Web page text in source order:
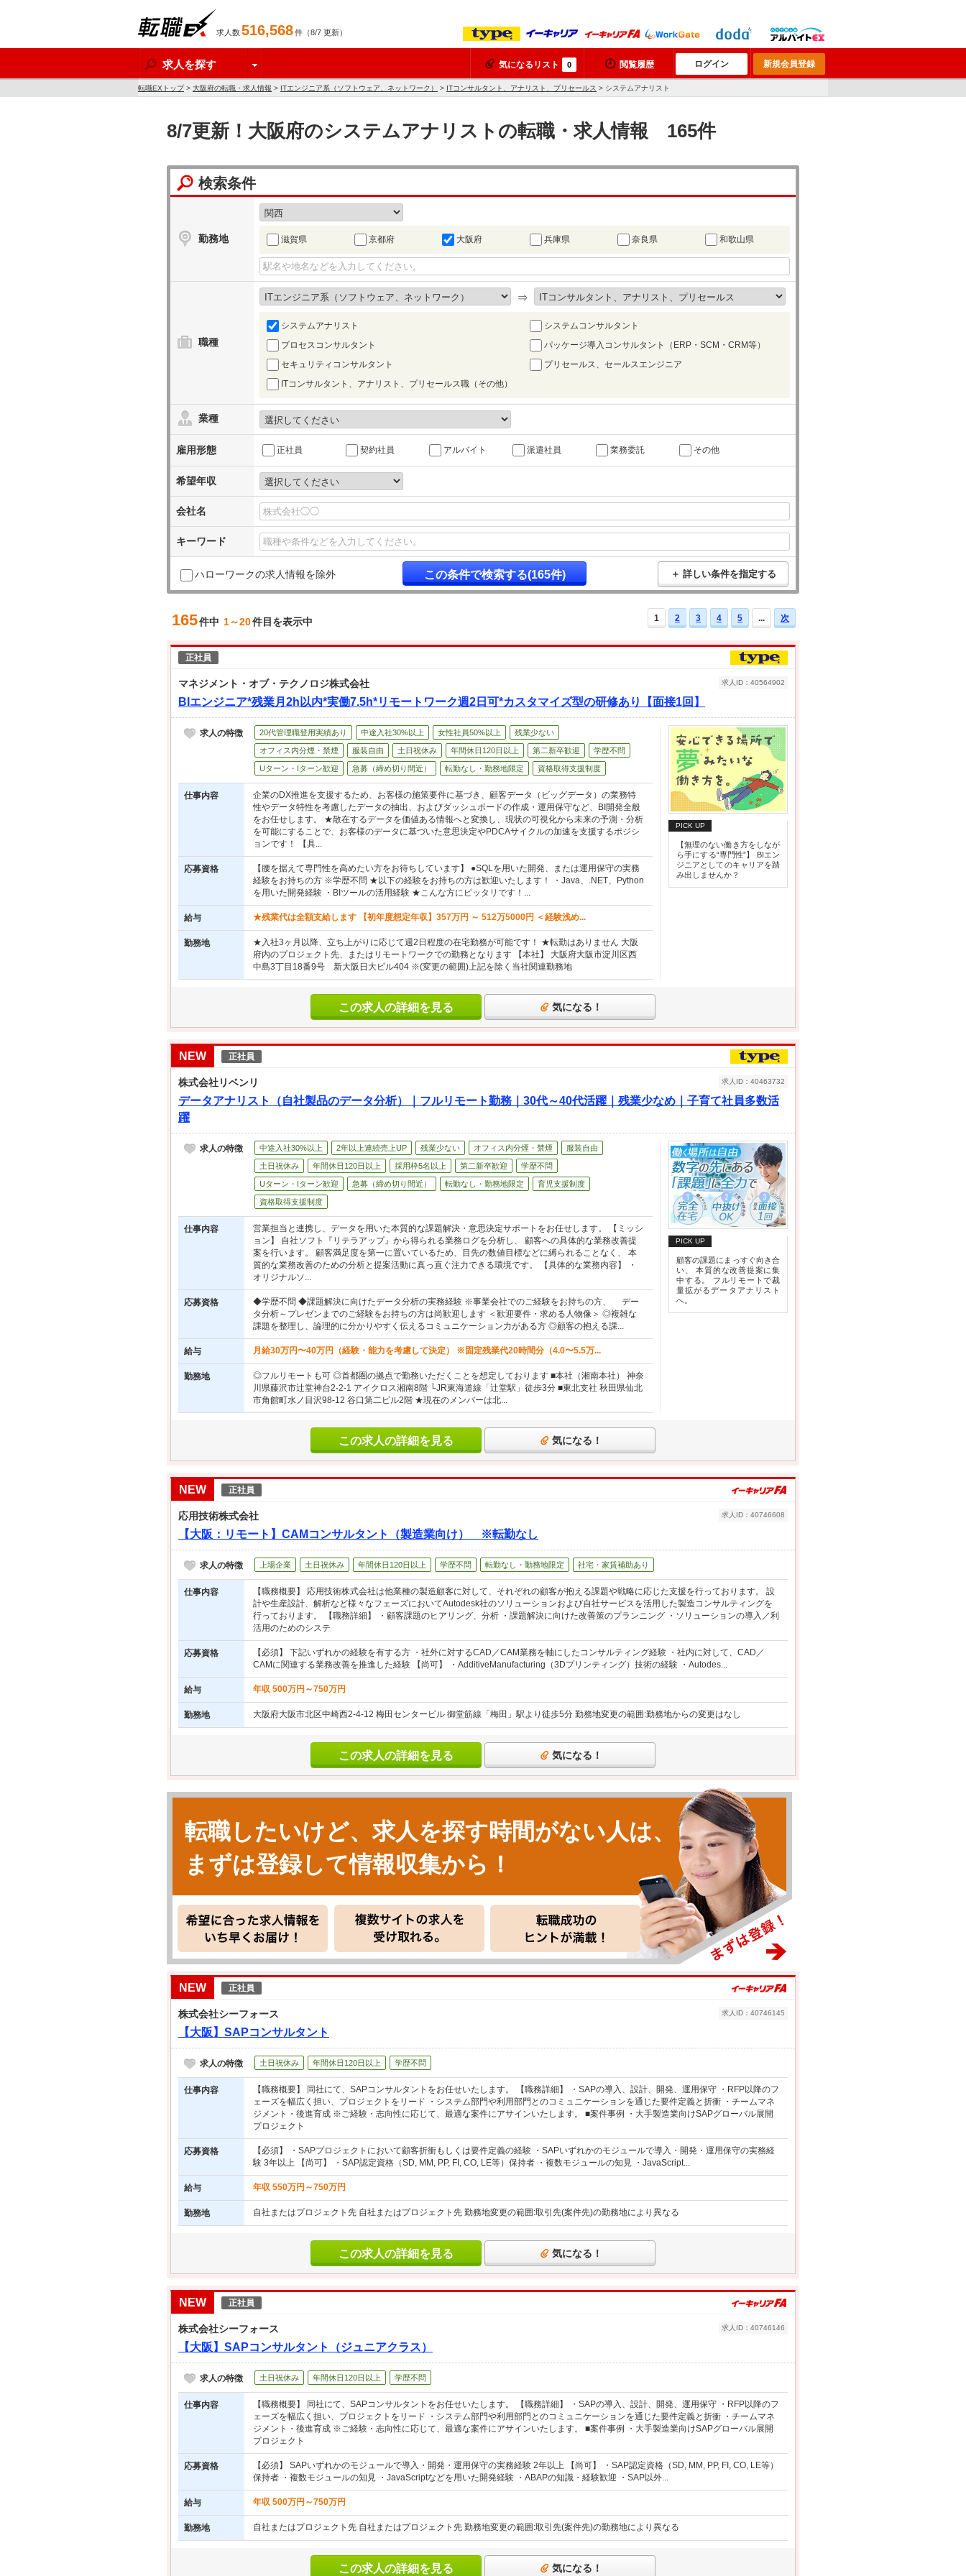
求人数516,568件（8/7 更新）
求人を探す 気になるリスト 0 閲覧履歴 ログイン 新規会員登録
転職EXトップ> 大阪府の転職・求人情報 > ITエンジニア系（ソフトウェア、ネットワーク） > ITコンサルタント、アナリスト、プリセールス > システムアナリスト
8/7更新！大阪府のシステムアナリストの転職・求人情報 165件
検索条件
勤務地 滋賀県 京都府 大阪府 兵庫県 奈良県 和歌山県
職種
⇒
システムアナリスト
システムコンサルタント
プロセスコンサルタント
パッケージ導入コンサルタント（ERP・SCM・CRM等）
セキュリティコンサルタント
プリセールス、セールスエンジニア
ITコンサルタント、アナリスト、プリセールス職（その他）
業種
雇用形態 正社員 契約社員 アルバイト 派遣社員 業務委託 その他
希望年収
会社名
キーワード
ハローワークの求人情報を除外 ＋ 詳しい条件を指定する
165件中 1～20件目を表示中 1 2 3 4 5 ... 次
正社員
マネジメント・オブ・テクノロジ株式会社
BIエンジニア*残業月2h以内*実働7.5h*リモートワーク週2日可*カスタマイズ型の研修あり【面接1回】
求人ID：40564902
求人の特徴 20代管理職登用実績あり 中途入社30%以上 女性社員50%以上 残業少ない
オフィス内分煙・禁煙 服装自由 土日祝休み 年間休日120日以上 第二新卒歓迎 学歴不問
Uターン・Iターン歓迎 急募（締め切り間近） 転勤なし・勤務地限定 資格取得支援制度
仕事内容
企業のDX推進を支援するため、お客様の施策要件に基づき、顧客データ（ビッグデータ）の業務特
性やデータ特性を考慮したデータの抽出、およびダッシュボードの作成・運用保守など、BI開発全般
をお任せします。 ★散在するデータを価値ある情報へと変換し、現状の可視化から未来の予測・分析
を可能にすることで、お客様のデータに基づいた意思決定やPDCAサイクルの加速を支援するポジシ
ョンです！ 【具...
応募資格
【腰を据えて専門性を高めたい方をお待ちしています】 ●SQLを用いた開発、または運用保守の実務
経験をお持ちの方 ※学歴不問 ★以下の経験をお持ちの方は歓迎いたします！ ・Java、.NET、Python
を用いた開発経験 ・BIツールの活用経験 ★こんな方にピッタリです！...
給与 ★残業代は全額支給します 【初年度想定年収】357万円 ～ 512万5000円 ＜経験浅め...
勤務地
★入社3ヶ月以降、立ち上がりに応じて週2日程度の在宅勤務が可能です！ ★転勤はありません 大阪
府内のプロジェクト先、またはリモートワークでの勤務となります 【本社】 大阪府大阪市淀川区西
中島3丁目18番9号 新大阪日大ビル404 ※(変更の範囲)上記を除く当社関連勤務地
PICK UP
【無理のない働き方をしなが
ら手にする“専門性”】 BIエン
ジニアとしてのキャリアを踏
み出しませんか？
この求人の詳細を見る 気になる！
NEW 正社員
株式会社リベンリ
データアナリスト（自社製品のデータ分析）｜フルリモート勤務｜30代～40代活躍｜残業少なめ｜子育て社員多数活
躍
求人ID：40463732
求人の特徴 中途入社30%以上 2年以上連続売上UP 残業少ない オフィス内分煙・禁煙 服装自由
土日祝休み 年間休日120日以上 採用枠5名以上 第二新卒歓迎 学歴不問
Uターン・Iターン歓迎 急募（締め切り間近） 転勤なし・勤務地限定 育児支援制度
資格取得支援制度
仕事内容
営業担当と連携し、データを用いた本質的な課題解決・意思決定サポートをお任せします。 【ミッシ
ョン】 自社ソフト『リテラアップ』から得られる業務ログを分析し、 顧客への具体的な業務改善提
案を行います。 顧客満足度を第一に置いているため、目先の数値目標などに縛られることなく、 本
質的な業務改善のための分析と提案活動に真っ直ぐ注力できる環境です。 【具体的な業務内容】 ・
オリジナルソ...
応募資格
◆学歴不問 ◆課題解決に向けたデータ分析の実務経験 ※事業会社でのご経験をお持ちの方、 デー
タ分析～プレゼンまでのご経験をお持ちの方は尚歓迎します ＜歓迎要件・求める人物像＞ ◎複雑な
課題を整理し、論理的に分かりやすく伝えるコミュニケーション力がある方 ◎顧客の抱える課...
給与 月給30万円〜40万円（経験・能力を考慮して決定） ※固定残業代20時間分（4.0〜5.5万...
勤務地
◎フルリモートも可 ◎首都圏の拠点で勤務いただくことを想定しております ■本社（湘南本社） 神奈
川県藤沢市辻堂神台2-2-1 アイクロス湘南8階 └JR東海道線「辻堂駅」徒歩3分 ■東北支社 秋田県仙北
市角館町水ノ目沢98-12 谷口第二ビル2階 ★現在のメンバーは北...
PICK UP
顧客の課題にまっすぐ向き合
い、 本質的な改善提案に集
中する。 フルリモートで裁
量拡がるデータアナリスト
へ。
この求人の詳細を見る 気になる！
NEW 正社員
応用技術株式会社
【大阪：リモート】CAMコンサルタント（製造業向け） ※転勤なし
求人ID：40746608
求人の特徴 上場企業 土日祝休み 年間休日120日以上 学歴不問 転勤なし・勤務地限定 社宅・家賃補助あり
仕事内容
【職務概要】 応用技術株式会社は他業種の製造顧客に対して、それぞれの顧客が抱える課題や戦略に応じた支援を行っております。 設
計や生産設計、解析など様々なフェーズにおいてAutodesk社のソリューションおよび自社サービスを活用した製造コンサルティングを
行っております。 【職務詳細】 ・顧客課題のヒアリング、分析 ・課題解決に向けた改善策のプランニング ・ソリューションの導入／利
活用のためのシステ
応募資格
【必須】 下記いずれかの経験を有する方 ・社外に対するCAD／CAM業務を軸にしたコンサルティング経験 ・社内に対して、CAD／
CAMに関連する業務改善を推進した経験 【尚可】 ・AdditiveManufacturing（3Dプリンティング）技術の経験 ・Autodes...
給与 年収 500万円～750万円
勤務地 大阪府大阪市北区中崎西2-4-12 梅田センタービル 御堂筋線「梅田」駅より徒歩5分 勤務地変更の範囲:勤務地からの変更はなし
この求人の詳細を見る 気になる！
転職したいけど、求人を探す時間がない人は、
まずは登録して情報収集から！
NEW 正社員
株式会社シーフォース
【大阪】SAPコンサルタント
求人ID：40746145
求人の特徴 土日祝休み 年間休日120日以上 学歴不問
仕事内容
【職務概要】 同社にて、SAPコンサルタントをお任せいたします。 【職務詳細】 ・SAPの導入、設計、開発、運用保守 ・RFP以降のフ
ェーズを幅広く担い、プロジェクトをリード ・システム部門や利用部門とのコミュニケーションを通じた要件定義と折衝 ・チームマネ
ジメント・後進育成 ※ご経験・志向性に応じて、最適な案件にアサインいたします。 ■案件事例 ・大手製造業向けSAPグローバル展開
プロジェクト
応募資格
【必須】 ・SAPプロジェクトにおいて顧客折衝もしくは要件定義の経験 ・SAPいずれかのモジュールで導入・開発・運用保守の実務経
験 3年以上 【尚可】 ・SAP認定資格（SD, MM, PP, FI, CO, LE等）保持者 ・複数モジュールの知見 ・JavaScript...
給与 年収 550万円～750万円
勤務地 自社またはプロジェクト先 自社またはプロジェクト先 勤務地変更の範囲:取引先(案件先)の勤務地により異なる
この求人の詳細を見る 気になる！
NEW 正社員
株式会社シーフォース
【大阪】SAPコンサルタント（ジュニアクラス）
求人ID：40746146
求人の特徴 土日祝休み 年間休日120日以上 学歴不問
仕事内容
【職務概要】 同社にて、SAPコンサルタントをお任せいたします。 【職務詳細】 ・SAPの導入、設計、開発、運用保守 ・RFP以降のフ
ェーズを幅広く担い、プロジェクトをリード ・システム部門や利用部門とのコミュニケーションを通じた要件定義と折衝 ・チームマネ
ジメント・後進育成 ※ご経験・志向性に応じて、最適な案件にアサインいたします。 ■案件事例 ・大手製造業向けSAPグローバル展開
プロジェクト
応募資格
【必須】 SAPいずれかのモジュールで導入・開発・運用保守の実務経験 2年以上 【尚可】 ・SAP認定資格（SD, MM, PP, FI, CO, LE等）
保持者 ・複数モジュールの知見 ・JavaScriptなどを用いた開発経験 ・ABAPの知識・経験歓迎 ・SAP以外...
給与 年収 500万円～750万円
勤務地 自社またはプロジェクト先 自社またはプロジェクト先 勤務地変更の範囲:取引先(案件先)の勤務地により異なる
この求人の詳細を見る 気になる！